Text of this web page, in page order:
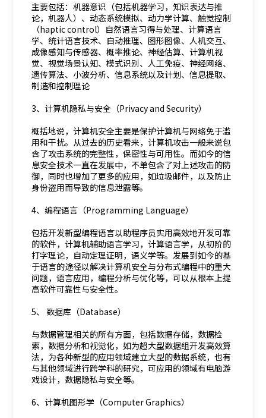
主要包括：机器意识（包括机器学习，知识表达与推
论，机器人）、动态系统模拟、动力学计算、触觉控制
（haptic control）自然语言习得与处理、计算语言
学、统计语言技术、自动推理、图形图像、人机交互、
成像感知与传感器、概率推论、神经估算、计算机视
觉、视觉场景认知、模式识别、人工免疫、神经网络、
遗传算法、小波分析、信息系统以及计划、信息提取、
制造和控制理论
3、计算机隐私与安全（Privacy and Security）
概括地说，计算机安全主要是保护计算机与网络免于滥
用和干扰。从过去的历史看来，计算机攻击一般来说包
含了攻击系统的完整性，保密性与可用性。而如今的信
息安全技术一直在发展中，不单包含了对上述攻击的防
御，同时也增加了更多的应用，如垃圾邮件，以及防止
身份盗用而导致的信息泄露等。
4、编程语言（Programming Language）
包括开发新型编程语言以助程序员实用高效地开发可靠
的软件，计算机辅助语言学习，计算语言学，从初阶的
打字理论，自动定理证明，语义学等。发展到如今的基
于语言的途径以解决计算机安全与分布式编程中的重大
问题，语言应用，编程分析与优化等，可以从根本上提
高软件可靠性与安全性。
5、 数据库（Database）
与数据管理相关的所有方面，包括数据存储，数据检
索，数据分析和视觉化，如为超大型数据组开发高效算
法，为各种新型的应用领域建立大型的数据系统，也有
与其他领域进行跨学科的研究，可应用的领域有电脑游
戏设计，数据隐私与安全等。
6、计算机图形学（Computer Graphics）